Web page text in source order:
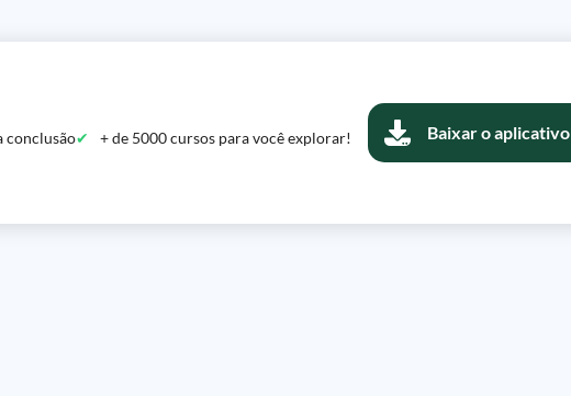
conclusão + de 5000 cursos para você explorar! Baixar o aplicativo